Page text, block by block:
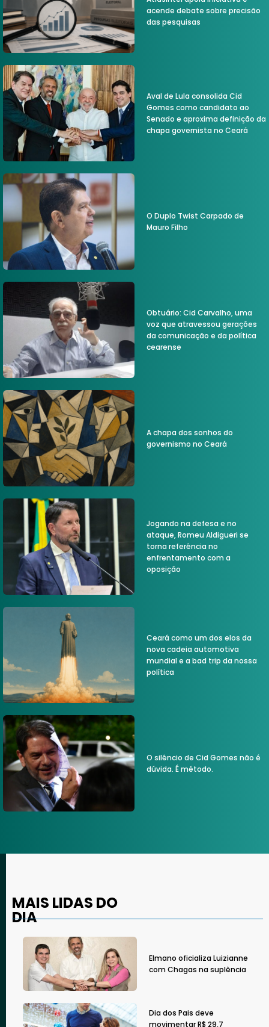
acende debate sobre precisão
das pesquisas
Aval de Lula consolida Cid
Gomes como candidato ao
Senado e aproxima definição da
chapa governista no Ceará
O Duplo Twist Carpado de
Mauro Filho
Obtuário: Cid Carvalho, uma
voz que atravessou gerações
da comunicação e da política
cearense
A chapa dos sonhos do
governismo no Ceará
Jogando na defesa e no
ataque, Romeu Aldigueri se
torna referência no
enfrentamento com a
oposição
Ceará como um dos elos da
nova cadeia automotiva
mundial e a bad trip da nossa
política
O silêncio de Cid Gomes não é
dúvida. É método.
MAIS LIDAS DO
DIA
Elmano oficializa Luizianne
com Chagas na suplência
Dia dos Pais deve
movimentar R$ 29,7